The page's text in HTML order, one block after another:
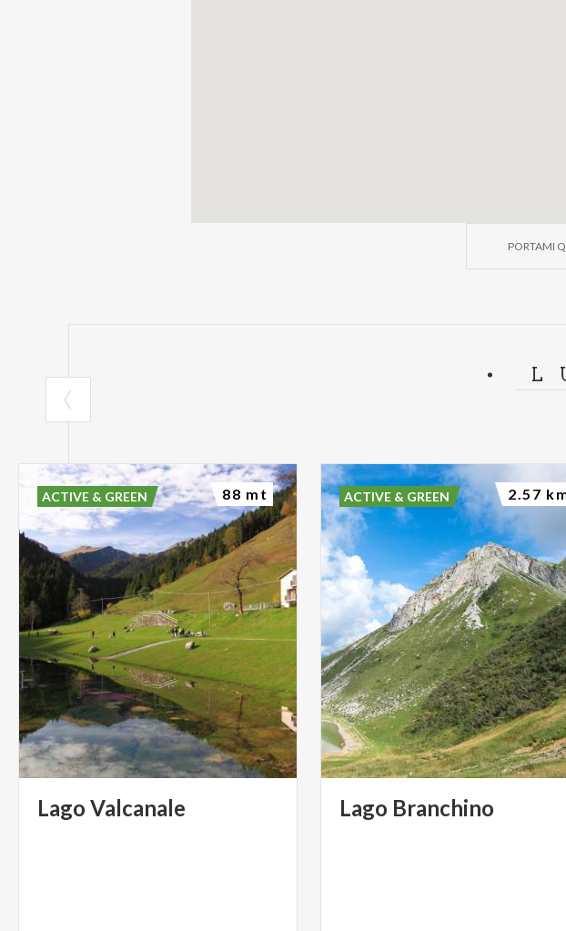
PORTAMI
Lago Valcanale
ACTIVE & GREEN 88 mt
Lago Branchino
ACTIVE & GREEN 2.57